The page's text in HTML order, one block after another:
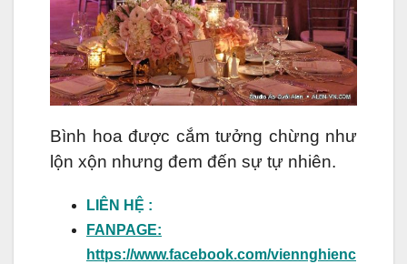
Bình hoa được cắm tưởng chừng như
lộn xộn nhưng đem đến sự tự nhiên.
LIÊN HỆ :
FANPAGE:
https://www.facebook.com/viennghienc